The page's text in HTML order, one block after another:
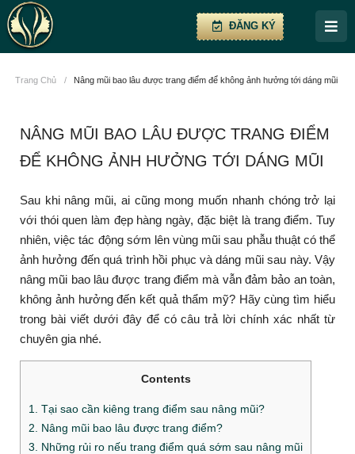
ĐĂNG KÝ
Trang Chủ / Nâng mũi bao lâu được trang điểm để không ảnh hưởng tới dáng mũi
NÂNG MŨI BAO LÂU ĐƯỢC TRANG ĐIỂM
ĐỂ KHÔNG ẢNH HƯỞNG TỚI DÁNG MŨI
Sau khi nâng mũi, ai cũng mong muốn nhanh chóng trở lại
với thói quen làm đẹp hàng ngày, đặc biệt là trang điểm. Tuy
nhiên, việc tác động sớm lên vùng mũi sau phẫu thuật có thể
ảnh hưởng đến quá trình hồi phục và dáng mũi sau này. Vậy
nâng mũi bao lâu được trang điểm mà vẫn đảm bảo an toàn,
không ảnh hưởng đến kết quả thẩm mỹ? Hãy cùng tìm hiểu
trong bài viết dưới đây để có câu trả lời chính xác nhất từ
chuyên gia nhé.
Contents
1. Tại sao cần kiêng trang điểm sau nâng mũi?
2. Nâng mũi bao lâu được trang điểm?
3. Những rủi ro nếu trang điểm quá sớm sau nâng mũi